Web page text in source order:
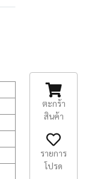
ตะกร้า
สินค้า
รายการ
โปรด